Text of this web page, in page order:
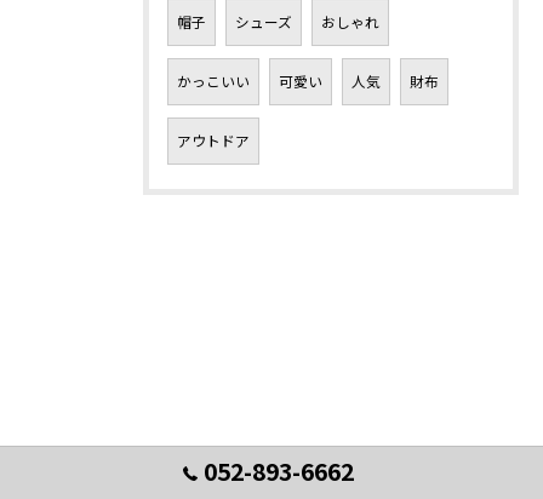
帽子 シューズ おしゃれ
かっこいい 可愛い 人気 財布
アウトドア
052-893-6662